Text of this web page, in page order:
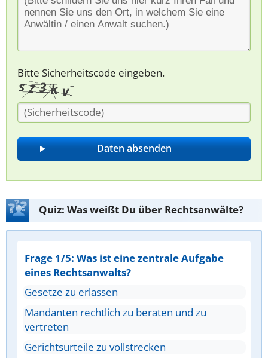
Bitte Sicherheitscode eingeben.
Quiz: Was weißt Du über Rechtsanwälte?
Frage 1/5: Was ist eine zentrale Aufgabe
eines Rechtsanwalts?
Gesetze zu erlassen
Mandanten rechtlich zu beraten und zu
vertreten
Gerichtsurteile zu vollstrecken